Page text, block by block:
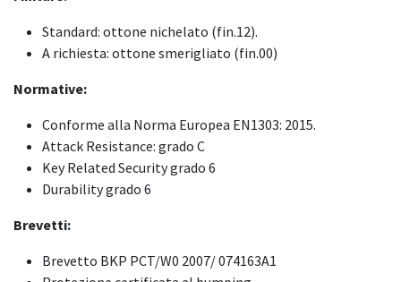
Standard: ottone nichelato (fin.12).
A richiesta: ottone smerigliato (fin.00)
Normative:
Conforme alla Norma Europea EN1303: 2015.
Attack Resistance: grado C
Key Related Security grado 6
Durability grado 6
Brevetti:
Brevetto BKP PCT/W0 2007/ 074163A1